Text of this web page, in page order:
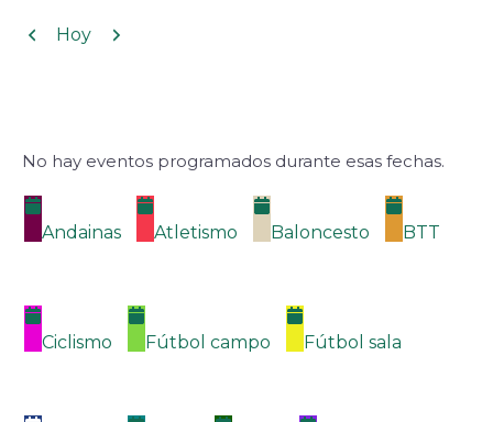
Anterior
Hoy Siguiente
No hay eventos programados durante esas fechas.
Categorías
Andainas Atletismo Baloncesto BTT
Ciclismo Fútbol campo Fútbol sala